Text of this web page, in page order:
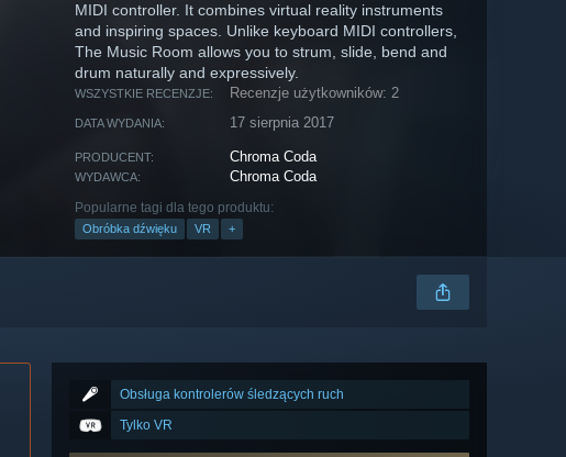
MIDI controller. It combines virtual reality instruments
and inspiring spaces. Unlike keyboard MIDI controllers,
The Music Room allows you to strum, slide, bend and
drum naturally and expressively.
WSZYSTKIE RECENZJE: Recenzje użytkowników: 2
DATA WYDANIA: 17 sierpnia 2017
PRODUCENT: Chroma Coda
WYDAWCA: Chroma Coda
Popularne tagi dla tego produktu:
Obróbka dźwięku VR +
Obsługa kontrolerów śledzących ruch
Tylko VR